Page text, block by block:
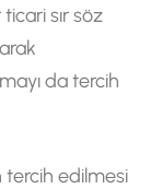
sır söz
da tercih
tercih edilmesi